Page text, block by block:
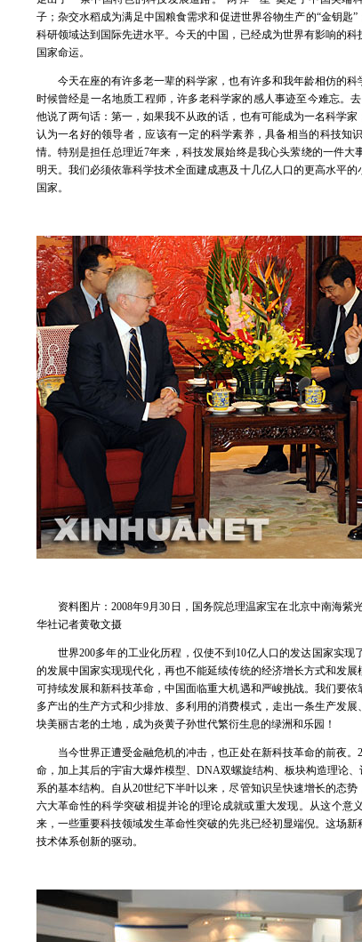
子；杂交水稻成为满足中国粮食需求和促进世界谷物生产的“金钥匙
科研领域达到国际先进水平。今天的中国，已经成为世界有影响的
国家命运。
今天在座的有许多老一辈的科学家，也有许多和我年龄相仿的科
时候曾经是一名地质工程师，许多老科学家的感人事迹至今难忘。
他说了两句话：第一，如果我不从政的话，也有可能成为一名科学
认为一名好的领导者，应该有一定的科学素养，具备相当的科技知
情。特别是担任总理近7年来，科技发展始终是我心头萦绕的一件
明天。我们必须依靠科学技术全面建成惠及十几亿人口的更高水平
国家。
资料图片：2008年9月30日，国务院总理温家宝在北京中南海紫
华社记者黄敬文摄
世界200多年的工业化历程，仅使不到10亿人口的发达国家实现
的发展中国家实现现代化，再也不能延续传统的经济增长方式和发
可持续发展和新科技革命，中国面临重大机遇和严峻挑战。我们要
多产出的生产方式和少排放、多利用的消费模式，走出一条生产发
块美丽古老的土地，成为炎黄子孙世代繁衍生息的绿洲和乐园！
当今世界正遭受金融危机的冲击，也正处在新科技革命的前夜。
命，加上其后的宇宙大爆炸模型、DNA双螺旋结构、板块构造理论
系的基本结构。自从20世纪下半叶以来，尽管知识呈快速增长的态
六大革命性的科学突破相提并论的理论成就或重大发现。从这个意
来，一些重要科技领域发生革命性突破的先兆已经初显端倪。这场
技术体系创新的驱动。